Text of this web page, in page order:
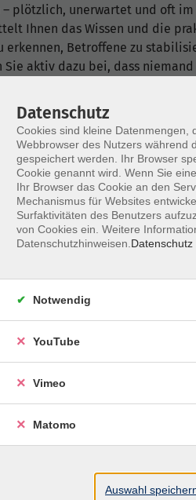
plötzlich, unerwartet und oft im
Ihnen das Wissen und die
erkennen, Betroffene zu
aktiv dazu bei, dass
Erwachsenen – ob privat oder
fühlen möchten.
gestaltet und erfordert
die Sie sowohl im
für psychische
sowie zentrale Krankheitsbilder
Warnsignale
auf Suizidalität und konkrete
mit suizidalen Personen,
Verweise auf professionelle
Teilnahme erhalten Sie
mit dem Gesundheitsamt des
Datenschutz
Cookies sind kleine Datenmengen,
Webbrowser des Nutzers während
gespeichert werden. Ihr Browser
Cookie genannt wird. Wenn Sie
Ihr Browser das Cookie an den
Mechanismus für Websites
Surfaktivitäten des Benutzers
von Cookies ein. Weitere
Datenschutzhinweisen. Datenschutz
Notwendig
YouTube
Vimeo
Matomo
Auswahl